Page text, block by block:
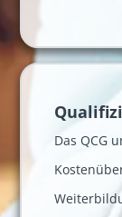
Das QCG